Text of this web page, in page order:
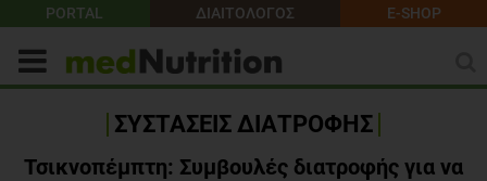
PORTAL ΔΙΑΙΤΟΛΟΓΟΣ E-SHOP
ΣΥΣΤΑΣΕΙΣ ΔΙΑΤΡΟΦΗΣ
Τσικνοπέμπτη: Συμβουλές διατροφής για να